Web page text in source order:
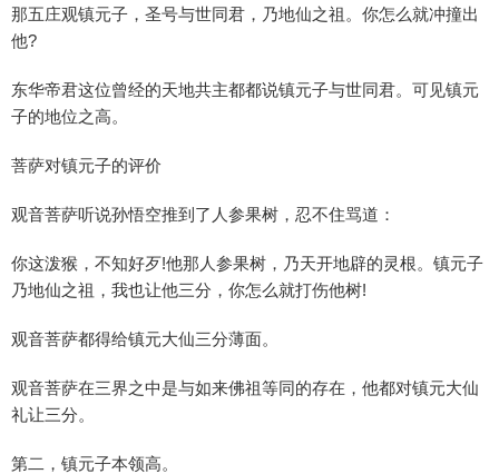
那五庄观镇元子，圣号与世同君，乃地仙之祖。你怎么就冲撞出
他?
东华帝君这位曾经的天地共主都都说镇元子与世同君。可见镇元
子的地位之高。
菩萨对镇元子的评价
观音菩萨听说孙悟空推到了人参果树，忍不住骂道：
你这泼猴，不知好歹!他那人参果树，乃天开地辟的灵根。镇元子
乃地仙之祖，我也让他三分，你怎么就打伤他树!
观音菩萨都得给镇元大仙三分薄面。
观音菩萨在三界之中是与如来佛祖等同的存在，他都对镇元大仙
礼让三分。
第二，镇元子本领高。